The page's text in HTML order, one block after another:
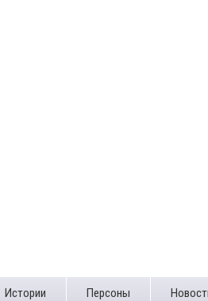
Истории Персоны